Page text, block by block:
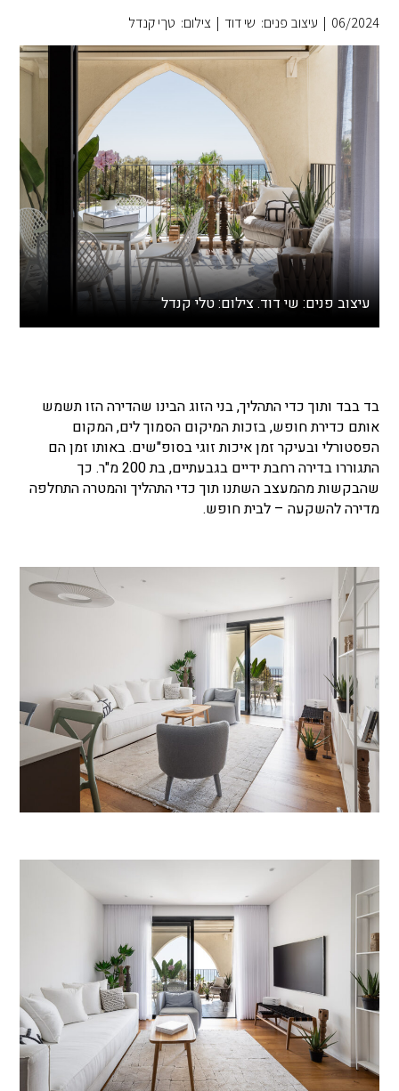
06/2024
| עיצוב פנים: שי דוד | צילום: טךי קנדל
עיצוב פנים: שי דוד. צילום: טלי קנדל
בד בבד ותוך כדי התהליך, בני הזוג הבינו שהדירה הזו תשמש
אותם כדירת חופש, בזכות המיקום הסמוך לים, המקום
הפסטורלי ובעיקר זמן איכות זוגי בסופ"שים. באותו זמן הם
התגוררו בדירה רחבת ידיים בגבעתיים, בת 200 מ"ר. כך
שהבקשות מהמעצב השתנו תוך כדי התהליך והמטרה התחלפה
מדירה להשקעה – לבית חופש.